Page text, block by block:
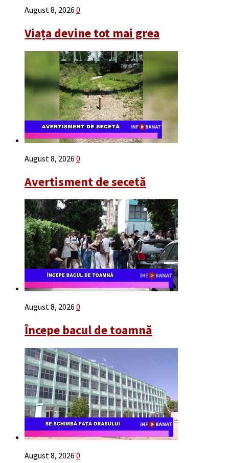
August 8, 2026 0
Viața devine tot mai grea
August 8, 2026 0
Avertisment de secetă
August 8, 2026 0
Începe bacul de toamnă
August 8, 2026 0